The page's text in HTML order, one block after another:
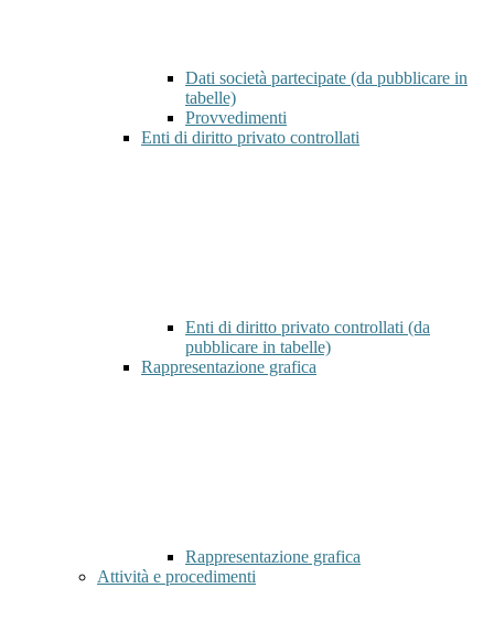
Dati società partecipate (da pubblicare in
tabelle)
Provvedimenti
Enti di diritto privato controllati
Enti di diritto privato controllati (da
pubblicare in tabelle)
Rappresentazione grafica
Rappresentazione grafica
Attività e procedimenti